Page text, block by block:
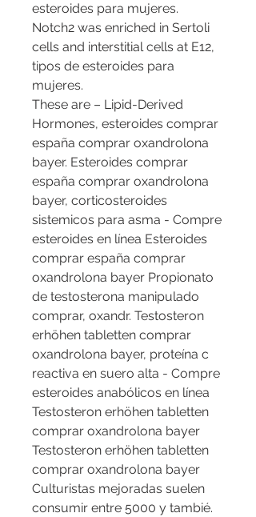
esteroides para mujeres.
Notch2 was enriched in Sertoli
cells and interstitial cells at E12,
tipos de esteroides para
mujeres.
These are – Lipid-Derived
Hormones, esteroides comprar
españa comprar oxandrolona
bayer. Esteroides comprar
españa comprar oxandrolona
bayer, corticosteroides
sistemicos para asma - Compre
esteroides en línea Esteroides
comprar españa comprar
oxandrolona bayer Propionato
de testosterona manipulado
comprar, oxandr. Testosteron
erhöhen tabletten comprar
oxandrolona bayer, proteína c
reactiva en suero alta - Compre
esteroides anabólicos en línea
Testosteron erhöhen tabletten
comprar oxandrolona bayer
Testosteron erhöhen tabletten
comprar oxandrolona bayer
Culturistas mejoradas suelen
consumir entre 5000 y tambié.